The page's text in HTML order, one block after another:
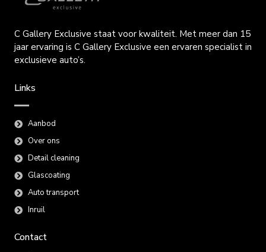
C Gallery Exclusive staat voor kwaliteit. Met meer dan 15
jaar ervaring is C Gallery Exclusive een ervaren specialist in
exclusieve auto’s.
Links
Aanbod
Over ons
Detail cleaning
Glascoating
Auto transport
Inruil
Contact